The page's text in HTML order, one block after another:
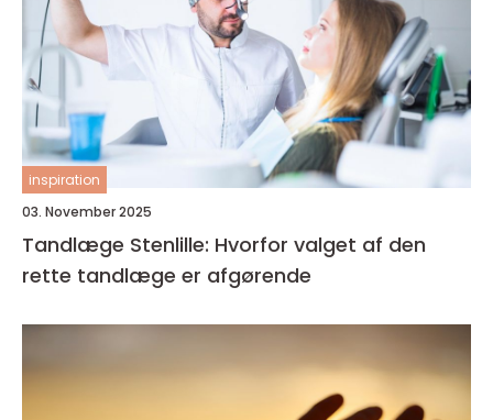
inspiration
03. November 2025
Tandlæge Stenlille: Hvorfor valget af den
rette tandlæge er afgørende